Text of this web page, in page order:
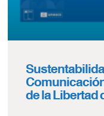
de la Libertad